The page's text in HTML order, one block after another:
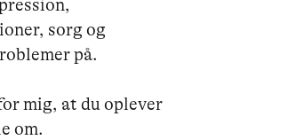
sorg og
på.
mig, at du oplever
om.